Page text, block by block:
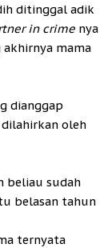
ditinggal adik
in crime nya
mama
dianggap
oleh
beliau sudah
belasan tahun
ternyata